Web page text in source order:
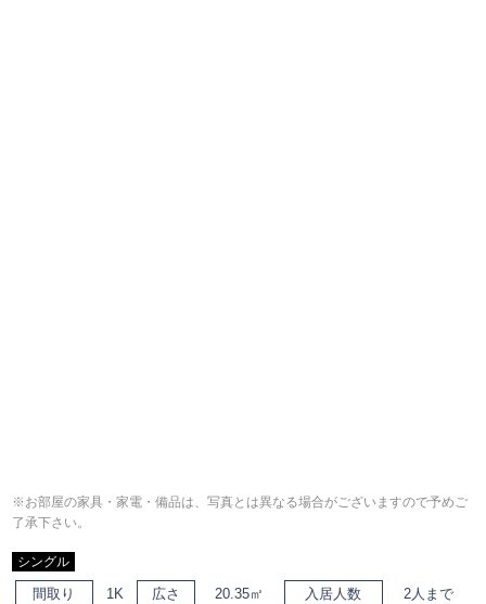
※お部屋の家具・家電・備品は、写真とは異なる場合がございますので予めご
了承下さい。
シングル
間取り 1K 広さ 20.35㎡ 入居人数 2人まで